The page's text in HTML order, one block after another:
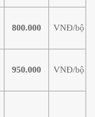
800.000 VNĐ/bộ
950.000 VNĐ/bộ